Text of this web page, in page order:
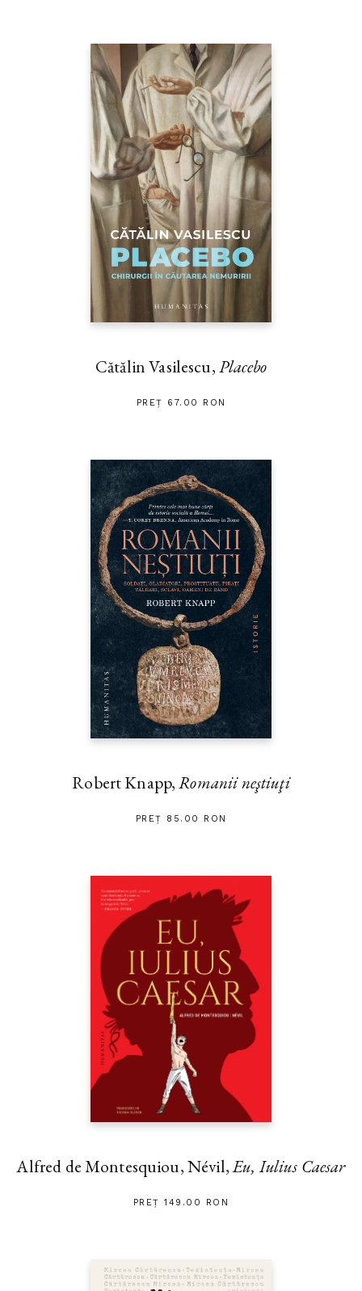
Cătălin Vasilescu,Placebo
PREȚ 67.00 RON
Robert Knapp,Romanii neştiuţi
PREȚ 85.00 RON
Alfred de Montesquiou, Névil,Eu, Iulius Caesar
PREȚ 149.00 RON